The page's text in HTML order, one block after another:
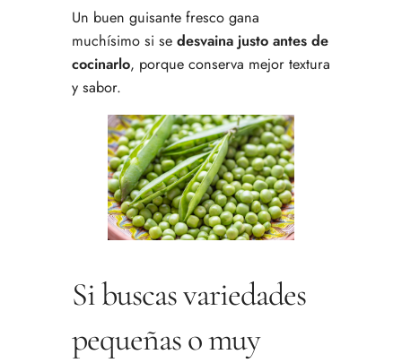
Un buen guisante fresco gana
muchísimo si se desvaina justo antes de
cocinarlo, porque conserva mejor textura
y sabor.
Si buscas variedades
pequeñas o muy